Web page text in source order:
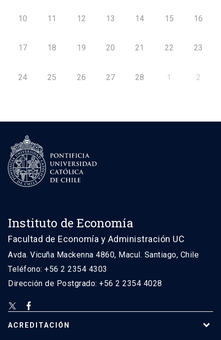
10 11 12 13 14 15 16
17 18 19 20 21 22 23
24 25 26 27 28 1 2
Instituto de Economía
Facultad de Economía y Administración UC
Avda. Vicuña Mackenna 4860, Macul. Santiago, Chile
Teléfono: +56 2 2354 4303
Dirección de Postgrado: +56 2 2354 4028
ACREDITACIÓN